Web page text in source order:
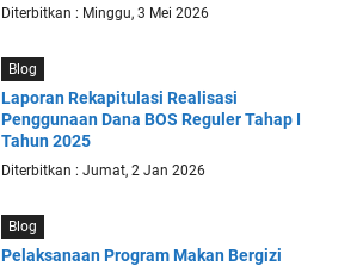
Diterbitkan : Minggu, 3 Mei 2026
Blog
Laporan Rekapitulasi Realisasi
Penggunaan Dana BOS Reguler Tahap I
Tahun 2025
Diterbitkan : Jumat, 2 Jan 2026
Blog
Pelaksanaan Program Makan Bergizi